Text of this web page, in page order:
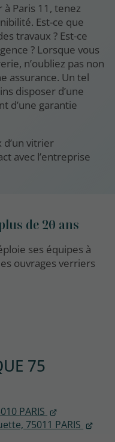
Paris 11, tenez
Est-ce que
travaux ? Est-ce
? Lorsque vous
n’oubliez pas non
assurance. Un tel
disposer d’une
d’une garantie
vitrier
avec l’entreprise
75
PARIS
75011 PARIS
de 20 ans
ses équipes à
ouvrages verriers